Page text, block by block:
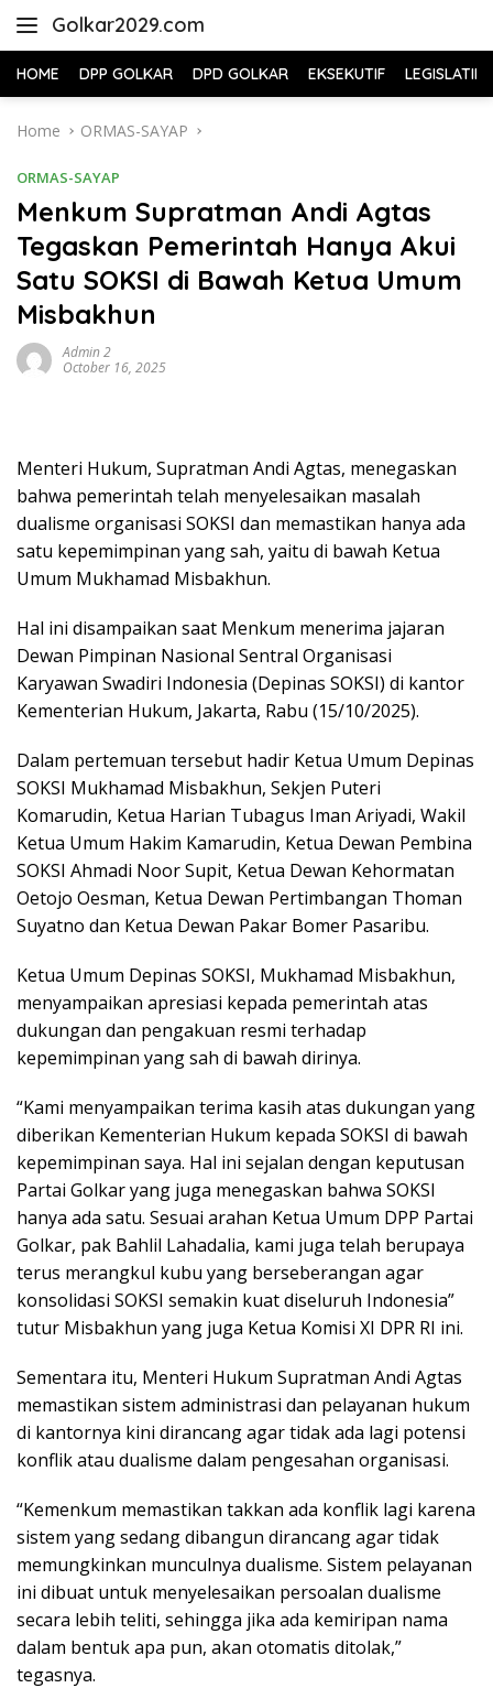
Golkar2029.com
HOME DPP GOLKAR DPD GOLKAR EKSEKUTIF LEGISLATIF
Home ORMAS-SAYAP
ORMAS-SAYAP
Menkum Supratman Andi Agtas
Tegaskan Pemerintah Hanya Akui
Satu SOKSI di Bawah Ketua Umum
Misbakhun
Admin 2
October 16, 2025
Menteri Hukum, Supratman Andi Agtas, menegaskan
bahwa pemerintah telah menyelesaikan masalah
dualisme organisasi SOKSI dan memastikan hanya ada
satu kepemimpinan yang sah, yaitu di bawah Ketua
Umum Mukhamad Misbakhun.
Hal ini disampaikan saat Menkum menerima jajaran
Dewan Pimpinan Nasional Sentral Organisasi
Karyawan Swadiri Indonesia (Depinas SOKSI) di kantor
Kementerian Hukum, Jakarta, Rabu (15/10/2025).
Dalam pertemuan tersebut hadir Ketua Umum Depinas
SOKSI Mukhamad Misbakhun, Sekjen Puteri
Komarudin, Ketua Harian Tubagus Iman Ariyadi, Wakil
Ketua Umum Hakim Kamarudin, Ketua Dewan Pembina
SOKSI Ahmadi Noor Supit, Ketua Dewan Kehormatan
Oetojo Oesman, Ketua Dewan Pertimbangan Thoman
Suyatno dan Ketua Dewan Pakar Bomer Pasaribu.
Ketua Umum Depinas SOKSI, Mukhamad Misbakhun,
menyampaikan apresiasi kepada pemerintah atas
dukungan dan pengakuan resmi terhadap
kepemimpinan yang sah di bawah dirinya.
“Kami menyampaikan terima kasih atas dukungan yang
diberikan Kementerian Hukum kepada SOKSI di bawah
kepemimpinan saya. Hal ini sejalan dengan keputusan
Partai Golkar yang juga menegaskan bahwa SOKSI
hanya ada satu. Sesuai arahan Ketua Umum DPP Partai
Golkar, pak Bahlil Lahadalia, kami juga telah berupaya
terus merangkul kubu yang berseberangan agar
konsolidasi SOKSI semakin kuat diseluruh Indonesia”
tutur Misbakhun yang juga Ketua Komisi XI DPR RI ini.
Sementara itu, Menteri Hukum Supratman Andi Agtas
memastikan sistem administrasi dan pelayanan hukum
di kantornya kini dirancang agar tidak ada lagi potensi
konflik atau dualisme dalam pengesahan organisasi.
“Kemenkum memastikan takkan ada konflik lagi karena
sistem yang sedang dibangun dirancang agar tidak
memungkinkan munculnya dualisme. Sistem pelayanan
ini dibuat untuk menyelesaikan persoalan dualisme
secara lebih teliti, sehingga jika ada kemiripan nama
dalam bentuk apa pun, akan otomatis ditolak,”
tegasnya.